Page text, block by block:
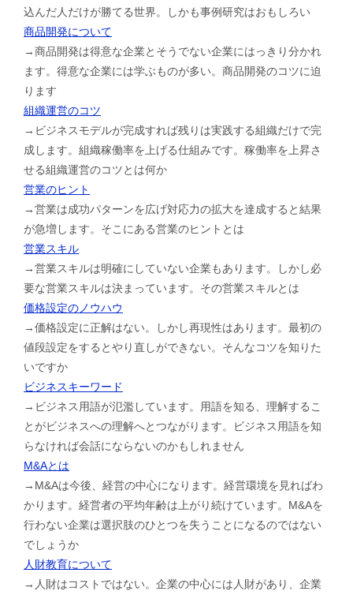
込んだ人だけが勝てる世界。しかも事例研究はおもしろい
商品開発について
→商品開発は得意な企業とそうでない企業にはっきり分かれ
ます。得意な企業には学ぶものが多い。商品開発のコツに迫
ります
組織運営のコツ
→ビジネスモデルが完成すれば残りは実践する組織だけで完
成します。組織稼働率を上げる仕組みです。稼働率を上昇さ
せる組織運営のコツとは何か
営業のヒント
→営業は成功パターンを広げ対応力の拡大を達成すると結果
が急増します。そこにある営業のヒントとは
営業スキル
→営業スキルは明確にしていない企業もあります。しかし必
要な営業スキルは決まっています。その営業スキルとは
価格設定のノウハウ
→価格設定に正解はない。しかし再現性はあります。最初の
値段設定をするとやり直しができない。そんなコツを知りた
いですか
ビジネスキーワード
→ビジネス用語が氾濫しています。用語を知る、理解するこ
とがビジネスへの理解へとつながります。ビジネス用語を知
らなければ会話にならないのかもしれません
M&Aとは
→M&Aは今後、経営の中心になります。経営環境を見ればわ
かります。経営者の平均年齢は上がり続けています。M&Aを
行わない企業は選択肢のひとつを失うことになるのではない
でしょうか
人財教育について
→人財はコストではない。企業の中心には人財があり、企業